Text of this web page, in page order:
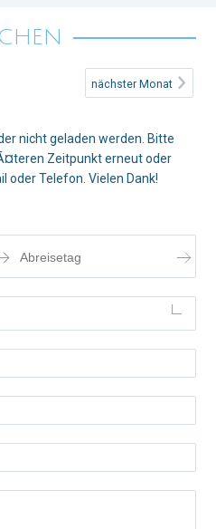
nächster Monat
nicht geladen werden. Bitte
Zeitpunkt erneut oder
oder Telefon. Vielen Dank!